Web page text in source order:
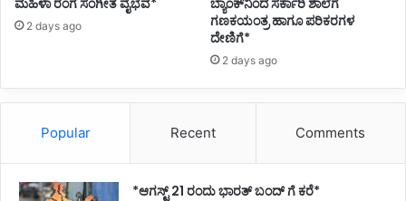
2 days ago
ಗಣಕಯಂತ್ರ ಹಾಗೂ ಪರಿಕರಗಳ
ದೇಣಿಗೆ*
2 days ago
Popular Recent Comments
*ಆಗಸ್ಟ್ 21 ರಂದು ಭಾರತ್‌ ಬಂದ್‌ ಗೆ ಕರೆ*